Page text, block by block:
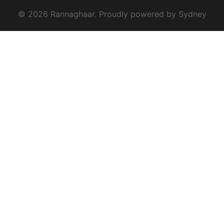
© 2026 Rannaghaar. Proudly powered by Sydney